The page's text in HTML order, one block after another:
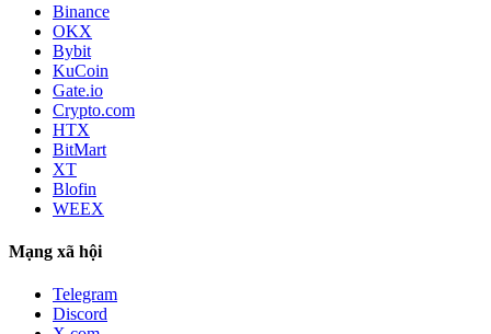
Binance
OKX
Bybit
KuCoin
Gate.io
Crypto.com
HTX
BitMart
XT
Blofin
WEEX
Mạng xã hội
Telegram
Discord